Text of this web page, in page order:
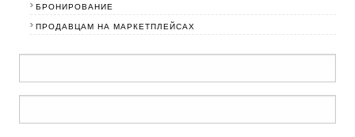
БРОНИРОВАНИЕ
ПРОДАВЦАМ НА МАРКЕТПЛЕЙСАХ